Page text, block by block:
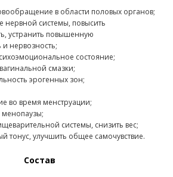
в области половых органов;
нервной системы, повысить
устранить повышенную
нервозность;
состояние;
смазки;
эрогенных зон;
во время менструации;
менопаузы;
системы, снизить вес;
тонус, улучшить общее самочувствие.
Состав